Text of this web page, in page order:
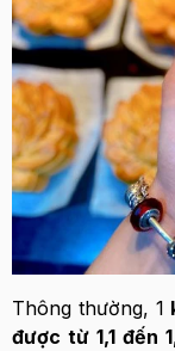
Thông thường, 1
được từ 1,1 đến